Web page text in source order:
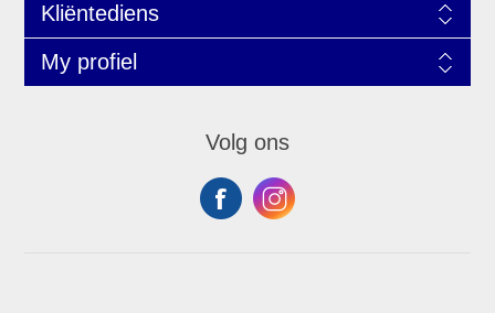
Kliëntediens
My profiel
Volg ons